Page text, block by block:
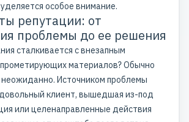
особое внимание.
репутации: от
проблемы до ее решения
сталкивается с внезапным
материалов? Обычно
Источником проблемы
клиент, вышедшая из-под
или целенаправленные действия